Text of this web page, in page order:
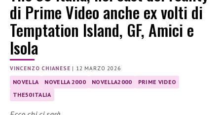
di Prime Video anche ex volti di
Temptation Island, GF, Amici e
Isola
VINCENZO CHIANESE | 12 MARZO 2026
NOVELLA NOVELLA 2000 NOVELLA2000
PRIME VIDEO
THE50ITALIA